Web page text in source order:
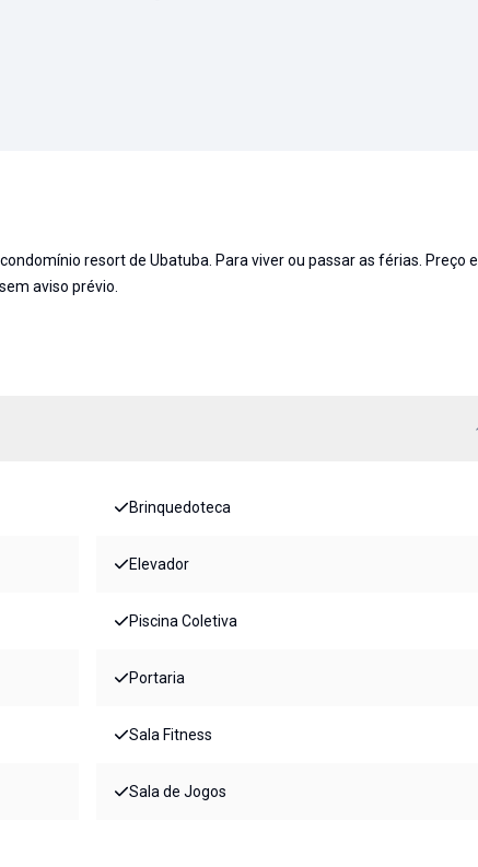
resort de Ubatuba. Para viver ou passar as férias. Preço e
aviso prévio.
Brinquedoteca
Elevador
Piscina Coletiva
Portaria
Sala Fitness
Sala de Jogos